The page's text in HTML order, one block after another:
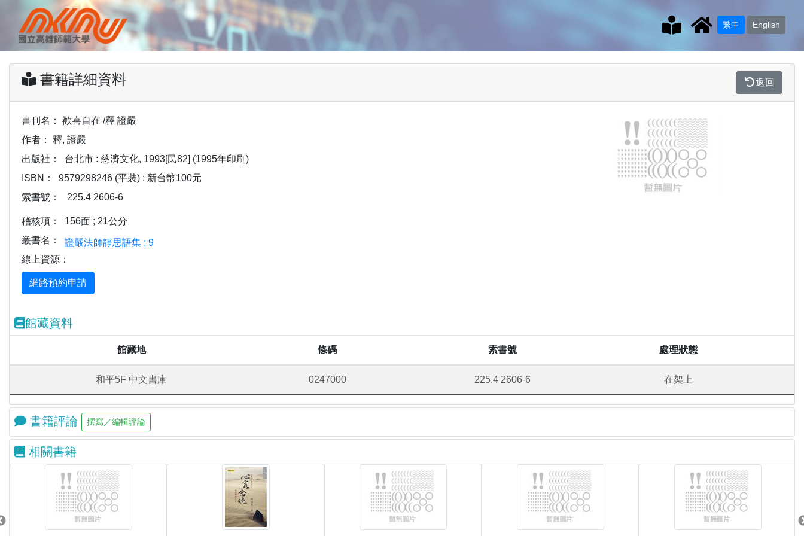
繁中 English
書籍詳細資料 返回
書刊名：
歡喜自在 /釋 證嚴
作者：
釋, 證嚴
出版社：
台北市 : 慈濟文化, 1993[民82] (1995年印刷)
ISBN：
9579298246 (平裝) : 新台幣100元
索書號：
225.4 2606-6
稽核項：
156面 ; 21公分
叢書名：
證嚴法師靜思語集 ; 9
線上資源：
Previous
館藏資料
館藏地 條碼 索書號 處理狀態
和平5F 中文書庫 0247000 225.4 2606-6 在架上
書籍評論
相關書籍